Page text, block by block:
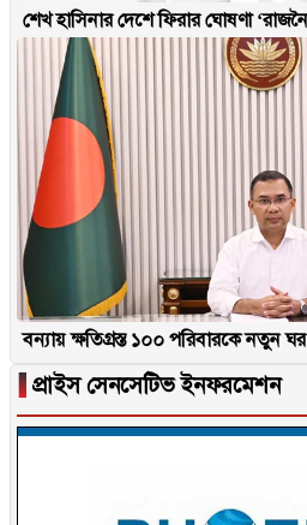
শেখ হাসিনার দেশে ফিরার ঘোষণা
বন্যায় ক্ষতিগ্রস্ত ১০০ পরিবারকে নতুন ঘর
▐ প্রাইস সেনসেটিভ ইনফরমেশন